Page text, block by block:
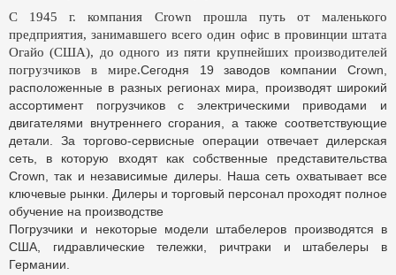
С 1945 г. компания Crown прошла путь от маленького
предприятия, занимавшего всего один офис в провинции штата
Огайо (США), до одного из пяти крупнейших производителей
погрузчиков в мире.Сегодня 19 заводов компании Crown,
расположенные в разных регионах мира, производят широкий
ассортимент погрузчиков с электрическими приводами и
двигателями внутреннего сгорания, а также соответствующие
детали. За торгово-сервисные операции отвечает дилерская
сеть, в которую входят как собственные представительства
Crown, так и независимые дилеры. Наша сеть охватывает все
ключевые рынки. Дилеры и торговый персонал проходят полное
обучение на производстве
Погрузчики и некоторые модели штабелеров производятся в
США, гидравлические тележки, ричтраки и штабелеры в
Германии.